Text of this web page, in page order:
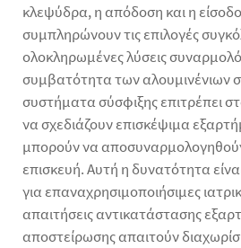
κλεψύδρα, η απόδοση και η
συμπληρώνουν τις επιλογές
ολοκληρωμένες λύσεις
συμβατότητα των αλουμινένιων
συστήματα σύσφιξης επιτρέπει
να σχεδιάζουν επισκέψιμα
μπορούν να
επισκευή. Αυτή η δυνατότητα
για επαναχρησιμοποιήσιμες
απαιτήσεις αντικατάστασης
αποστείρωσης απαιτούν